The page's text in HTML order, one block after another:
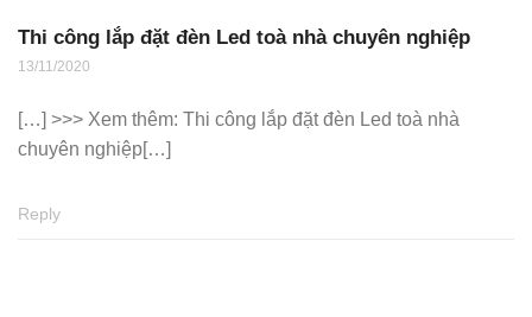
Thi công lắp đặt đèn Led toà nhà chuyên nghiệp
13/11/2020
[…] >>> Xem thêm: Thi công lắp đặt đèn Led toà nhà
chuyên nghiệp[…]
Reply